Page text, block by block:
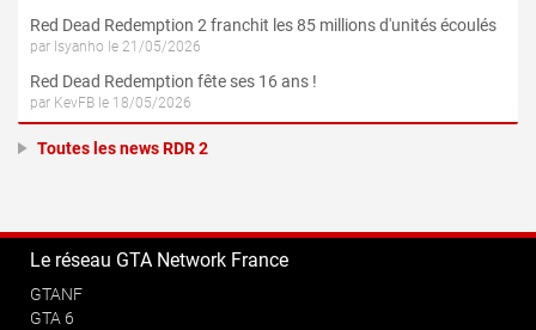
Red Dead Redemption 2 franchit les 85 millions d'unités écoulés
par Isyanho le 21/05/2026
Red Dead Redemption fête ses 16 ans !
par KevFB le 18/05/2026
Toutes les news RDR 2
Le réseau GTA Network France
GTANF
GTA 6